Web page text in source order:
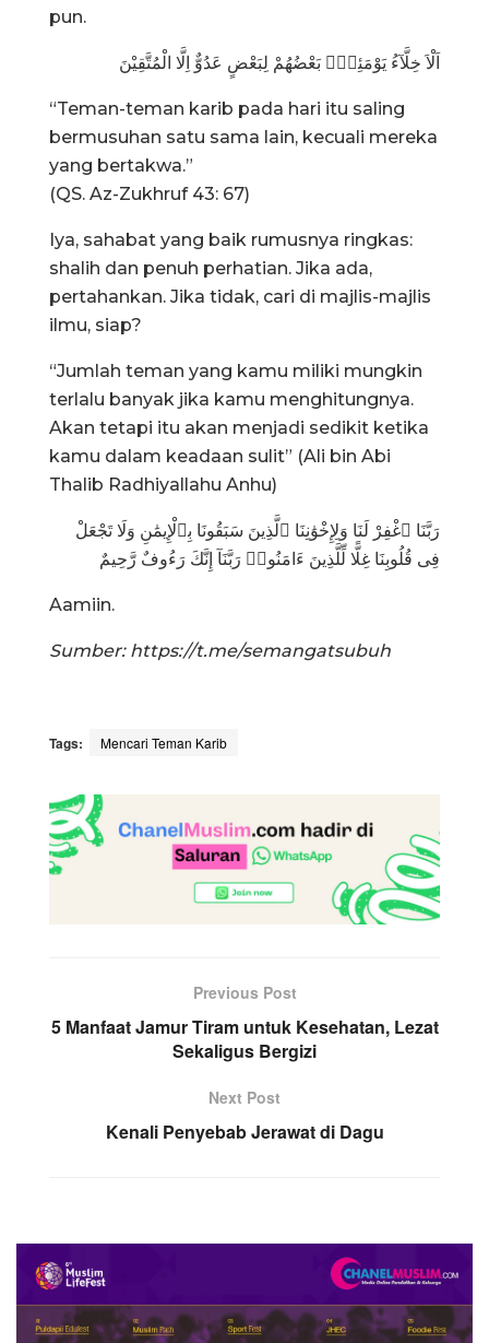
pun.
اَلْاَ خِلَّآءُ يَوْمَئِذٍۢ بَعْضُهُمْ لِبَعْضٍ عَدُوٌّ اِلَّا الْمُتَّقِيْنَ
“Teman-teman karib pada hari itu saling
bermusuhan satu sama lain, kecuali mereka
yang bertakwa.”
(QS. Az-Zukhruf 43: 67)
Iya, sahabat yang baik rumusnya ringkas:
shalih dan penuh perhatian. Jika ada,
pertahankan. Jika tidak, cari di majlis-majlis
ilmu, siap?
“Jumlah teman yang kamu miliki mungkin
terlalu banyak jika kamu menghitungnya.
Akan tetapi itu akan menjadi sedikit ketika
kamu dalam keadaan sulit” (Ali bin Abi
Thalib Radhiyallahu Anhu)
رَبَّنَا ٱغْفِرْ لَنَا وَلِإِخْوَٰنِنَا ٱلَّذِينَ سَبَقُونَا بِٱلْإِيمَٰنِ وَلَا تَجْعَلْ
فِى قُلُوبِنَا غِلًّا لِّلَّذِينَ ءَامَنُوا۟ رَبَّنَآ إِنَّكَ رَءُوفٌ رَّحِيمٌ
Aamiin.
Sumber: https://t.me/semangatsubuh
Tags: Mencari Teman Karib
Previous Post
5 Manfaat Jamur Tiram untuk Kesehatan, Lezat
Sekaligus Bergizi
Next Post
Kenali Penyebab Jerawat di Dagu